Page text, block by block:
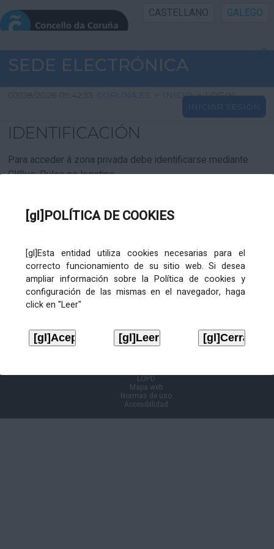
[gl]POLÍTICA DE COOKIES
[gl]Esta entidad utiliza cookies necesarias para el
correcto funcionamiento de su sitio web. Si desea
ampliar información sobre la Política de cookies y
configuración de las mismas en el navegador, haga
click en "Leer"
CASTELLANO GALEGO
INICIO SEDE
INICIO
INFORMACIÓN PÚBLICA
CARTAFOL CIDADÁN
SEDE ELECTRÓNICA
07/08/2026 09:42:53 CORUNA.ES > INICIO > LOGIN
INICIAR SESIÓN
IDENTIFICACIÓN
Para acceder á zona privada debe identificarse mediante
Cl@ve. Pulse no logotipo
LOPD
Mapa web
Normas de uso
Accesibilidad